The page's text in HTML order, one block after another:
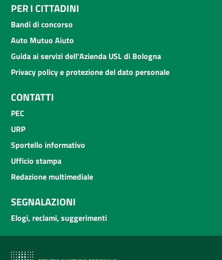
PER I CITTADINI
Bandi di concorso
Auto Mutuo Aiuto
Guida ai servizi dell'Azienda USL di Bologna
Privacy policy e protezione del dato personale
CONTATTI
PEC
URP
Sportello informativo
Ufficio stampa
Redazione multimediale
SEGNALAZIONI
Elogi, reclami, suggerimenti